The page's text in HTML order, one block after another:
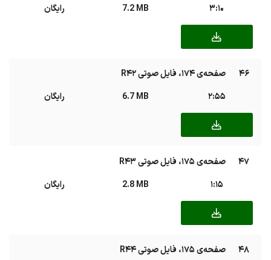
3:10
7.2 MB رایگان
46
صفحه‌ی ۱۷۴، فایل صوتی R42
2:55
6.7 MB رایگان
47
صفحه‌ی ۱۷۵، فایل صوتی R43
1:15
2.8 MB رایگان
48
صفحه‌ی ۱۷۵، فایل صوتی R44